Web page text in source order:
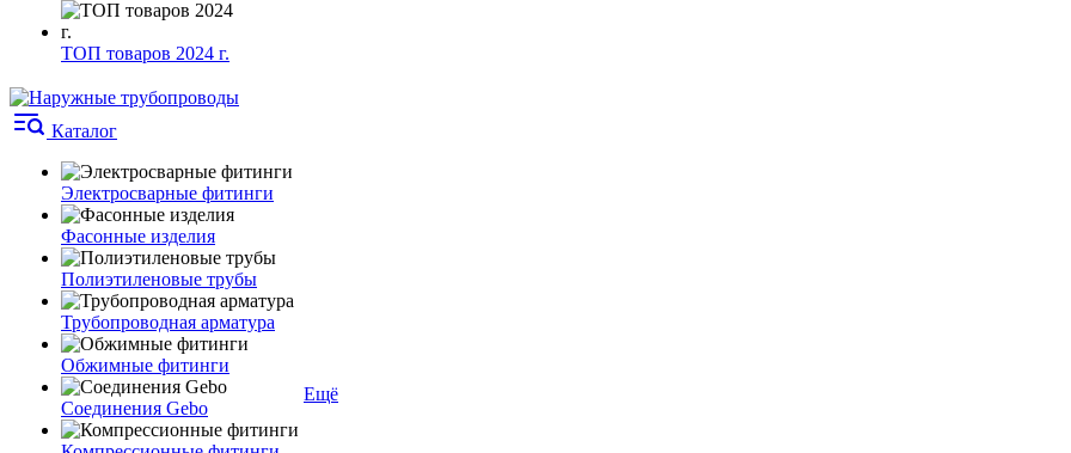
ТОП товаров 2024 г.
Каталог
Электросварные фитинги
Фасонные изделия
Полиэтиленовые трубы
Трубопроводная арматура
Обжимные фитинги
Соединения Gebo
Ещё